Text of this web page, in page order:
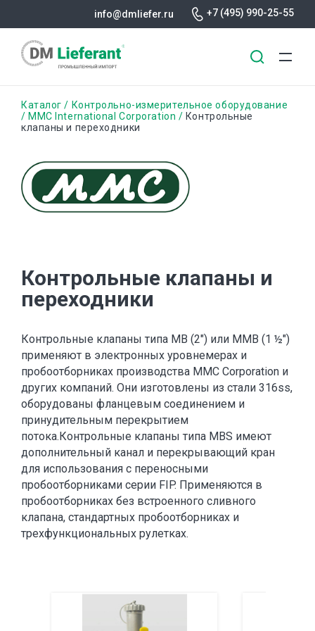
основному
info@dmliefer.ru +7 (495) 990-25-55
Строка
навигации
Каталог
Контрольно-измерительное оборудование
MMC International Corporation
Контрольные
клапаны и переходники
Контрольные клапаны и
переходники
Контрольные клапаны типа MB (2") или MMB (1 ½")
применяют в электронных уровнемерах и
пробоотборниках производства MMC Corporation и
других компаний. Они изготовлены из стали 316ss,
оборудованы фланцевым соединением и
принудительным перекрытием
потока.Контрольные клапаны типа MBS имеют
дополнительный канал и перекрывающий кран
для использования с переносными
пробоотборниками серии FIP. Применяются в
пробоотборниках без встроенного сливного
клапана, стандартных пробоотборниках и
трехфункциональных рулетках.